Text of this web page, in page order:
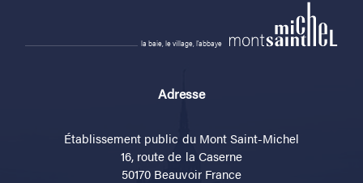
la baie, le village, l'abbaye
Adresse
Établissement public du Mont Saint-Michel
16, route de la Caserne
50170 Beauvoir France